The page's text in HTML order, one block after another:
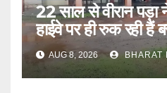
22 साल से वीरान पड़ा
हाईवे पर ही रुक रही हैं
AUG 8, 2026 BHARAT